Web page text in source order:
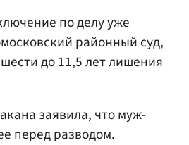
по делу уже
районный суд,
до 11,5 лет лишения
заявила, что муж-
перед разводом.